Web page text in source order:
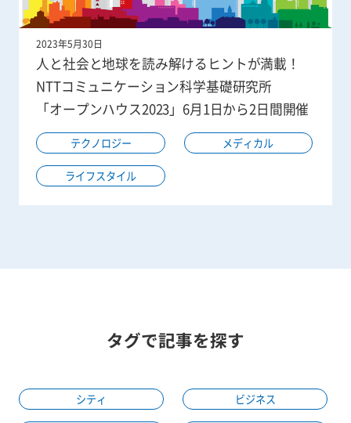
2023年5月30日
人と社会と地球を読み解けるヒントが満載！
NTTコミュニケーション科学基礎研究所
「オープンハウス2023」6月1日から2日間開催
テクノロジー メディカル
ライフスタイル
タグで記事を探す
シティ ビジネス